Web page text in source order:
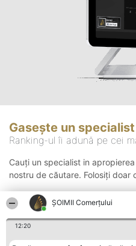
ȘOIMII Comerțului
12:20
Gasește un specialist
Ranking-ul îi adună pe cei
Cauți un specialist in
nostru de căutare. Folosiți doar